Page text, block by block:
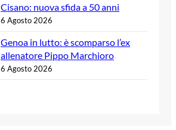
Cisano: nuova sfida a 50 anni
6 Agosto 2026
Genoa in lutto: è scomparso l’ex
allenatore Pippo Marchioro
6 Agosto 2026